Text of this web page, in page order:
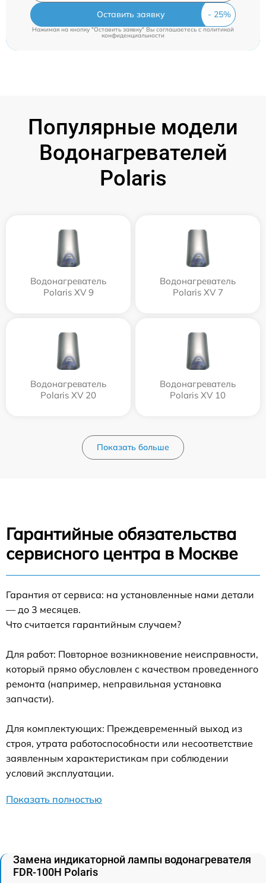
Оставить заявку
Нажимая на кнопку "Оставить заявку" Вы соглашаетесь cполитикой
конфиденциальности
Популярные модели
Водонагревателей
Polaris
Водонагреватель
Polaris XV 9
Водонагреватель
Polaris XV 7
Водонагреватель
Polaris XV 20
Водонагреватель
Polaris XV 10
Показать больше
Гарантийные обязательства
сервисного центра в Москве
Гарантия от сервиса: на установленные нами детали
— до 3 месяцев.
Что считается гарантийным случаем?
Для работ: Повторное возникновение неисправности,
который прямо обусловлен с качеством проведенного
ремонта (например, неправильная установка
запчасти).
Для комплектующих: Преждевременный выход из
строя, утрата работоспособности или несоответствие
заявленным характеристикам при соблюдении
условий эксплуатации.
Показать полностью
Замена индикаторной лампы водонагревателя
FDR-100H Polaris